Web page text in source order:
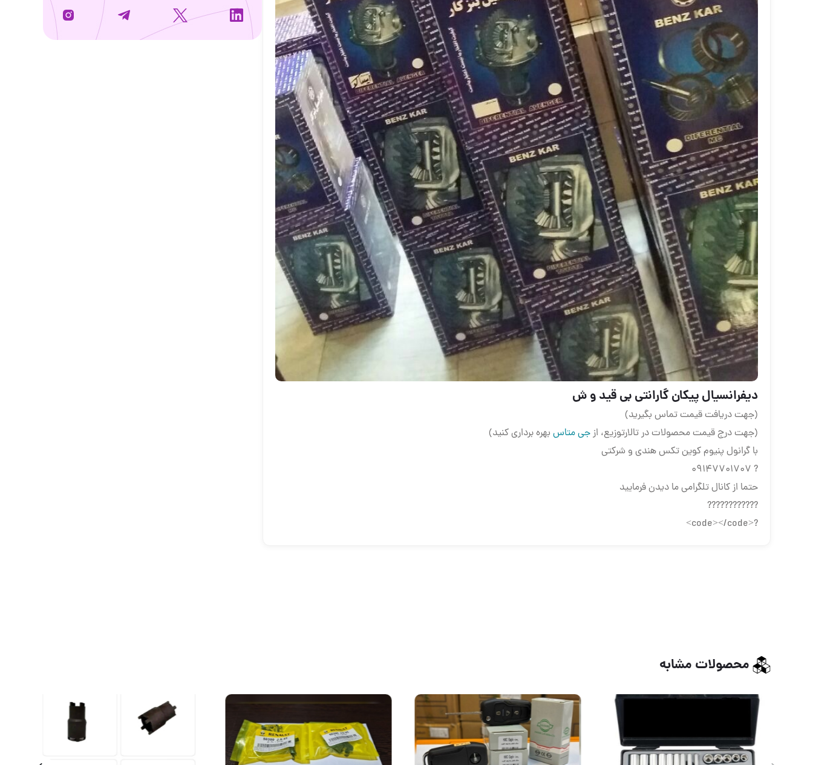
دیفرانسیال پیکان گارانتی بی قید و ش
(جهت دریافت قیمت تماس بگیرید)
(جهت درج قیمت محصولات در تالارتوزیع، ازجی متاس بهره برداری کنید)
با گرانول پنیوم کوین تکس هندی و شرکتی
? 09147701707
حتما از کانال تلگرامی ما دیدن فرمایید
????????????
?<code></code>
محصولات مشابه